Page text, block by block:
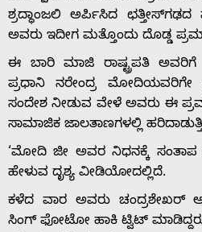
ಶ್ರದ್ಧಾಂಜಲಿ ಅರ್ಪಿಸಿದ
ಅವರು ಇದೀಗ ಮತ್ತೊಂದು ದೊಡ್ಡ
ಈ ಬಾರಿ ಮಾಜಿ ರಾಷ್ಟ್ರಪತಿ
ಪ್ರಧಾನಿ ನರೇಂದ್ರ ಮೋದಿಯವರಿಗೇ
ಸಂದೇಶ ನೀಡುವ ವೇಳೆ ಅವರು ಈ
ಸಾಮಾಜಿಕ ಜಾಲತಾಣಗಳಲ್ಲಿ
‘ಮೋದಿ ಜೀ ಅವರ ನಿಧನಕ್ಕೆ ಸಂತಾಪ
ಹೇಳುವ ದೃಶ್ಯ ವೀಡಿಯೋದಲ್ಲಿದೆ.
ಕಳೆದ ವಾರ ಅವರು ಚಂದ್ರಶೇಖರ್
ಸಿಂಗ್ ಫೋಟೋ ಹಾಕಿ ಟ್ವಿಟ್